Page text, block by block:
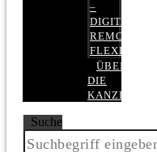
–
DIGITAL,
REMOTE,
FLEXIBEL
ÜBER
DIE
KANZLEI
Suche